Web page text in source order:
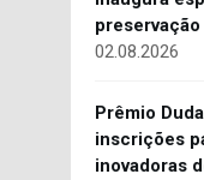
02.08.2026
Prêmio
inscrições
inovadoras